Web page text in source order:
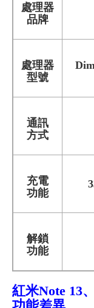
處理器
品牌
處理器
型號
通訊
方式
充電
功能
解鎖
功能
紅米Note 13